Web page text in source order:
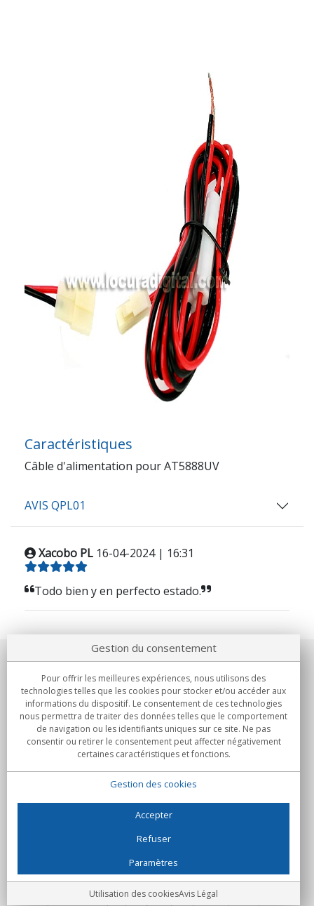
Caractéristiques
Câble d'alimentation pour AT5888UV
AVIS QPL01
Xacobo PL 16-04-2024 | 16:31
Todo bien y en perfecto estado.
Notre société
Engagements
Achats
C/Flassaders, 13, Nave 6, 08130 Santa Perpètua de Mogoda
(Barcelone) - Espagne
Folie Numérique - Tous droits réservés
Gestion du consentement
Pour offrir les meilleures expériences, nous utilisons des
technologies telles que les cookies pour stocker et/ou accéder aux
informations du dispositif. Le consentement de ces technologies
nous permettra de traiter des données telles que le comportement
de navigation ou les identifiants uniques sur ce site. Ne pas
consentir ou retirer le consentement peut affecter négativement
certaines caractéristiques et fonctions.
Gestion des cookies
Accepter
Refuser
Paramètres
Utilisation des cookiesAvis Légal